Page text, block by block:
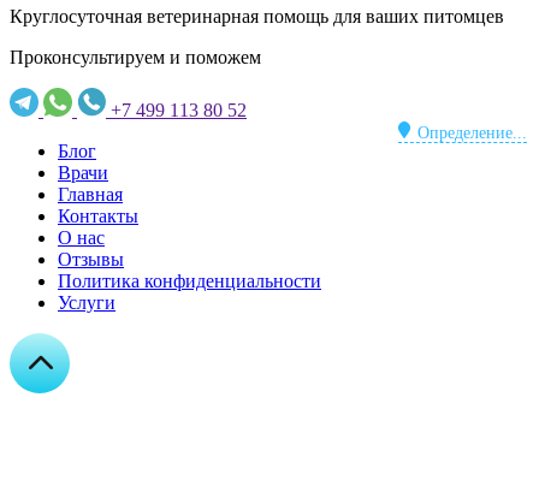
Круглосуточная ветеринарная помощь для ваших питомцев
Проконсультируем и поможем
+7 499 113 80 52
Определение...
Блог
Врачи
Главная
Контакты
О нас
Отзывы
Политика конфиденциальности
Услуги